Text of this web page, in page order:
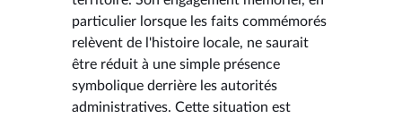
particulier lorsque les faits commémorés
relèvent de l'histoire locale, ne saurait
être réduit à une simple présence
symbolique derrière les autorités
administratives. Cette situation est